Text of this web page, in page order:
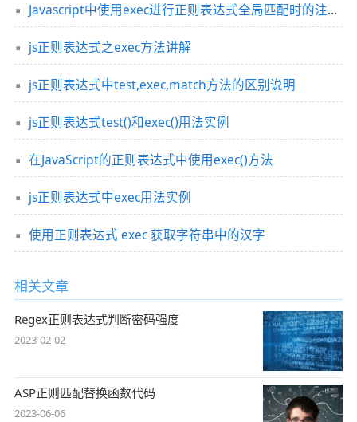
Javascript中使用exec进行正则表达式全局匹配时的注意事项
js正则表达式之exec方法讲解
js正则表达式中test,exec,match方法的区别说明
js正则表达式test()和exec()用法实例
在JavaScript的正则表达式中使用exec()方法
js正则表达式中exec用法实例
使用正则表达式 exec 获取字符串中的汉字
相关文章
Regex正则表达式判断密码强度
2023-02-02
ASP正则匹配替换函数代码
2023-06-06